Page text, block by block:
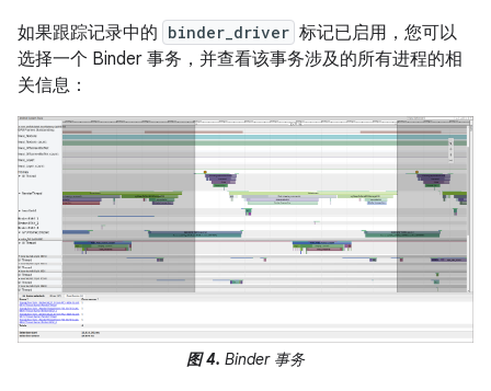
如果跟踪记录中的 binder_driver 标记已启用，您可以
选择一个 Binder 事务，并查看该事务涉及的所有进程的相
关信息：
图 4. Binder 事务